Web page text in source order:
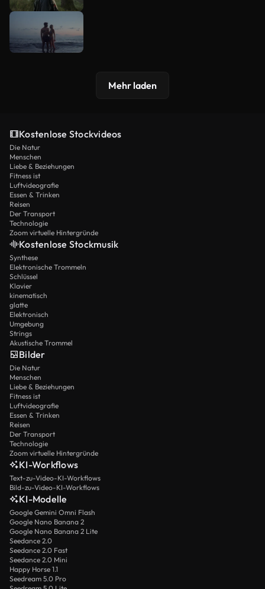
Mehr laden
Kostenlose Stockvideos
Die Natur
Menschen
Liebe & Beziehungen
Fitness ist
Luftvideografie
Essen & Trinken
Reisen
Der Transport
Technologie
Zoom virtuelle Hintergründe
Kostenlose Stockmusik
Synthese
Elektronische Trommeln
Schlüssel
Klavier
kinematisch
glatte
Elektronisch
Umgebung
Strings
Akustische Trommel
Bilder
Die Natur
Menschen
Liebe & Beziehungen
Fitness ist
Luftvideografie
Essen & Trinken
Reisen
Der Transport
Technologie
Zoom virtuelle Hintergründe
KI-Workflows
Text-zu-Video-KI-Workflows
Bild-zu-Video-KI-Workflows
KI-Modelle
Google Gemini Omni Flash
Google Nano Banana 2
Google Nano Banana 2 Lite
Seedance 2.0
Seedance 2.0 Fast
Seedance 2.0 Mini
Happy Horse 1.1
Seedream 5.0 Pro